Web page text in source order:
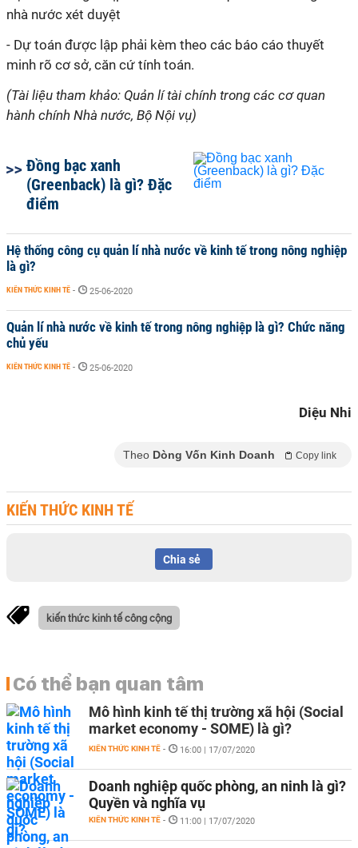
nhà nước xét duyệt
- Dự toán được lập phải kèm theo các báo cáo thuyết
minh rõ cơ sở, căn cứ tính toán.
(Tài liệu tham khảo: Quản lí tài chính trong các cơ quan
hành chính Nhà nước, Bộ Nội vụ)
Đồng bạc xanh
(Greenback) là gì? Đặc
điểm
Hệ thống công cụ quản lí nhà nước về kinh tế trong nông nghiệp
là gì?
KIẾN THỨC KINH TẾ - 25-06-2020
Quản lí nhà nước về kinh tế trong nông nghiệp là gì? Chức năng
chủ yếu
KIẾN THỨC KINH TẾ - 25-06-2020
Diệu Nhi
Theo Dòng Vốn Kinh Doanh Copy link
KIẾN THỨC KINH TẾ
Chia sẻ
kiến thức kinh tế công cộng
Có thể bạn quan tâm
Mô hình kinh tế thị trường xã hội (Social
market economy - SOME) là gì?
KIẾN THỨC KINH TẾ - 16:00 | 17/07/2020
Doanh nghiệp quốc phòng, an ninh là gì?
Quyền và nghĩa vụ
KIẾN THỨC KINH TẾ - 11:00 | 17/07/2020